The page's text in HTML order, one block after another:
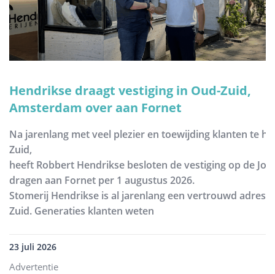
Hendrikse draagt vestiging in Oud-Zuid,
Amsterdam over aan Fornet
Na jarenlang met veel plezier en toewijding klanten te
Zuid,
heeft Robbert Hendrikse besloten de vestiging op de
dragen aan Fornet per 1 augustus 2026.
Stomerij Hendrikse is al jarenlang een vertrouwd adres
Zuid. Generaties klanten weten
23 juli 2026
Advertentie